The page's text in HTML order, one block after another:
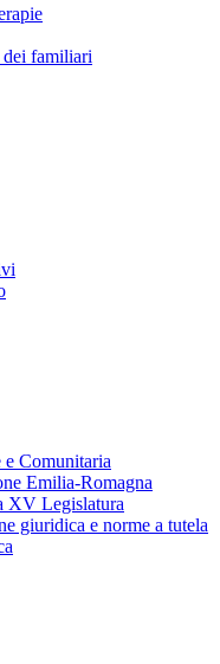
familiari
Comunitaria
Emilia-Romagna
XV Legislatura
giuridica e norme a tutela